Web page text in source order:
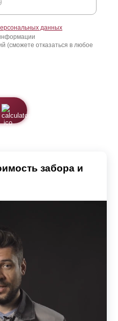
данных
(сможете отказаться в любое
забора и